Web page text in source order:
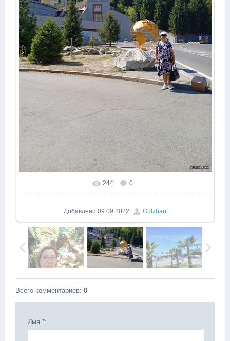
244 0
Добавлено 09.09.2022 Gulzhan
Всего комментариев: 0
Имя *: